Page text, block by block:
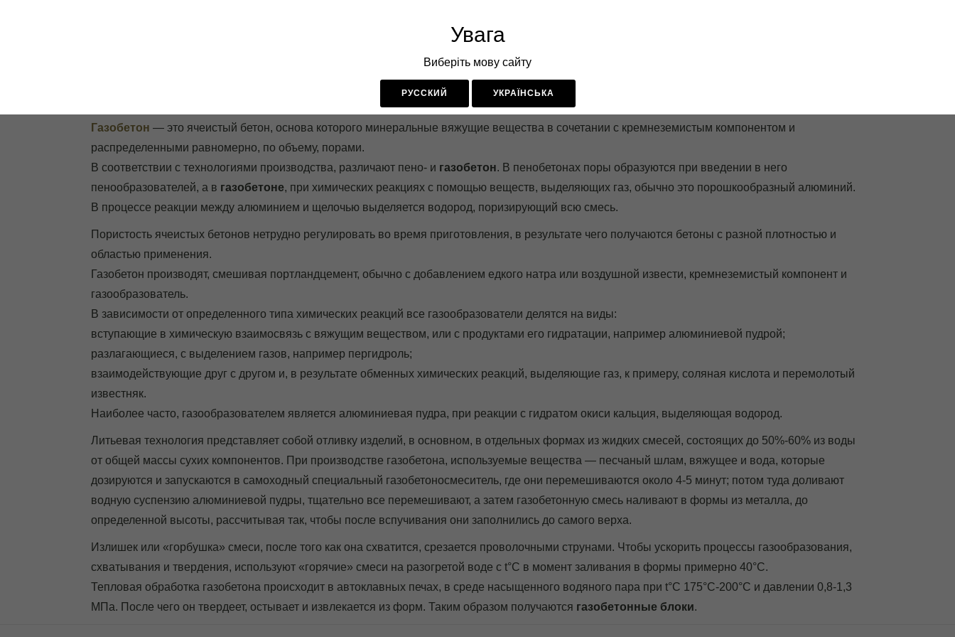
Газоблоки из газобетона при автоклавном методе производства
Газобетон — это ячеистый бетон, основа которого минеральные вяжущие вещества в сочетании с кремнеземистым компонентом и
распределенными равномерно, по объему, порами.
В соответствии с технологиями производства, различают пено- и газобетон. В пенобетонах поры образуются при введении в него
пенообразователей, а в газобетоне, при химических реакциях с помощью веществ, выделяющих газ, обычно это порошкообразный алюминий.
В процессе реакции между алюминием и щелочью выделяется водород, поризирующий всю смесь.
Пористость ячеистых бетонов нетрудно регулировать во время приготовления, в результате чего получаются бетоны с разной плотностью и
областью применения.
Газобетон производят, смешивая портландцемент, обычно с добавлением едкого натра или воздушной извести, кремнеземистый компонент и
газообразователь.
В зависимости от определенного типа химических реакций все газообразователи делятся на виды:
вступающие в химическую взаимосвязь с вяжущим веществом, или с продуктами его гидратации, например алюминиевой пудрой;
разлагающиеся, с выделением газов, например пергидроль;
взаимодействующие друг с другом и, в результате обменных химических реакций, выделяющие газ, к примеру, соляная кислота и перемолотый
известняк.
Наиболее часто, газообразователем является алюминиевая пудра, при реакции с гидратом окиси кальция, выделяющая водород.
Литьевая технология представляет собой отливку изделий, в основном, в отдельных формах из жидких смесей, состоящих до 50%-60% из воды
от общей массы сухих компонентов. При производстве газобетона, используемые вещества — песчаный шлам, вяжущее и вода, которые
дозируются и запускаются в самоходный специальный газобетоносмеситель, где они перемешиваются около 4-5 минут; потом туда доливают
водную суспензию алюминиевой пудры, тщательно все перемешивают, а затем газобетонную смесь наливают в формы из металла, до
определенной высоты, рассчитывая так, чтобы после вспучивания они заполнились до самого верха.
Излишек или «горбушка» смеси, после того как она схватится, срезается проволочными струнами. Чтобы ускорить процессы газообразования,
схватывания и твердения, используют «горячие» смеси на разогретой воде с t°С в момент заливания в формы примерно 40°С.
Тепловая обработка газобетона происходит в автоклавных печах, в среде насыщенного водяного пара при t°С 175°С-200°С и давлении 0,8-1,3
МПа. После чего он твердеет, остывает и извлекается из форм. Таким образом получаются газобетонные блоки.
Увага
Виберіть мову сайту
РУССКИЙ УКРАЇНСЬКА